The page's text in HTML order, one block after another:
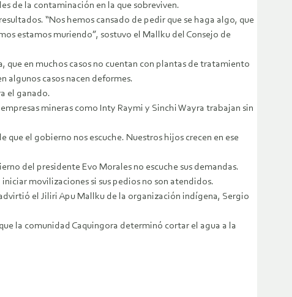
de la contaminación en la que sobreviven.
“Nos hemos cansado de pedir que se haga algo, que
estamos muriendo”, sostuvo el Mallku del Consejo de
que en muchos casos no cuentan con plantas de tratamiento
algunos casos nacen deformes.
el ganado.
mineras como Inty Raymi y Sinchi Wayra trabajan sin
que el gobierno nos escuche. Nuestros hijos crecen en ese
del presidente Evo Morales no escuche sus demandas.
movilizaciones si sus pedios no son atendidos.
el Jiliri Apu Mallku de la organización indígena, Sergio
la comunidad Caquingora determinó cortar el agua a la